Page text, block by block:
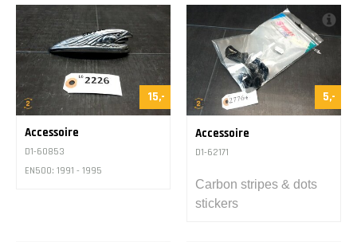
15,-
Accessoire
D1-60853
EN500: 1991 - 1995
5,-
Accessoire
D1-62171
Carbon stripes & dots
stickers